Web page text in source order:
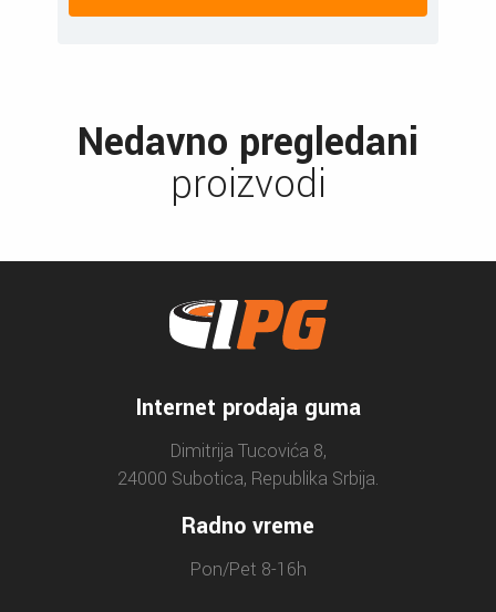
Nedavno pregledani
proizvodi
Internet prodaja guma
Dimitrija Tucovića 8,
24000 Subotica, Republika Srbija.
Radno vreme
Pon/Pet 8-16h